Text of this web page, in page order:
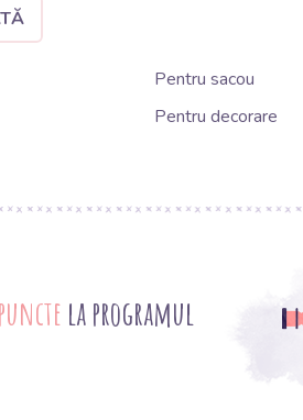
Pentru sacou
Pentru decorare
la programul